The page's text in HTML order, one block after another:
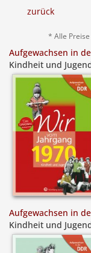
zurück
* Alle Preise
Aufgewachsen in
Kindheit und
Aufgewachsen in
Kindheit und